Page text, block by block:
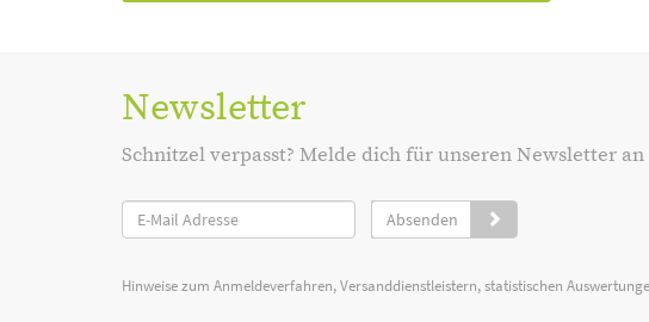
Newsletter
Schnitzel verpasst? Melde dich für unseren Newsletter
Absenden
Hinweise zum Anmeldeverfahren, Versanddienstleistern, statistischen